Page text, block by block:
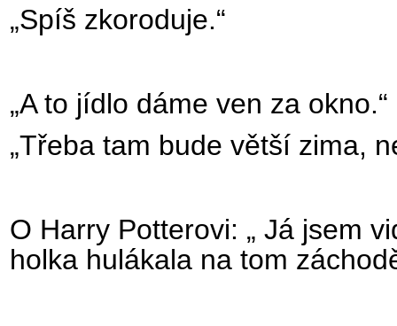
„Spíš zkoroduje.“
„A to jídlo dáme ven za okno.“
„Třeba tam bude větší zima,
O Harry Potterovi: „ Já jsem
holka hulákala na tom